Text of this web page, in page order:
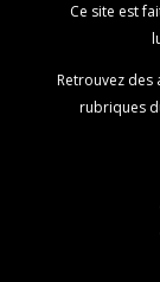
Ce site est
Retrouvez
rubriques